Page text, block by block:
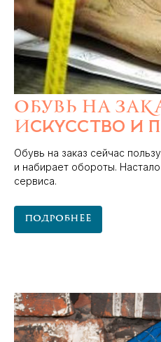
Обувь на
искусство и
Обувь на заказ сейчас
и набирает обороты.
сервиса.
Подробнее